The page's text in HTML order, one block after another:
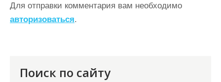
и
я
Для отправки комментария вам необходимо
авторизоваться.
Поиск по сайту